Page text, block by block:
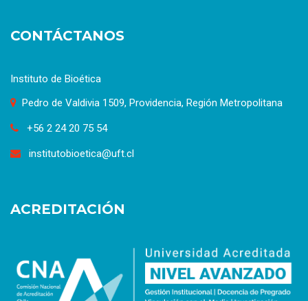
CONTÁCTANOS
Instituto de Bioética
Pedro de Valdivia 1509, Providencia, Región Metropolitana
+56 2 24 20 75 54
institutobioetica@uft.cl
ACREDITACIÓN